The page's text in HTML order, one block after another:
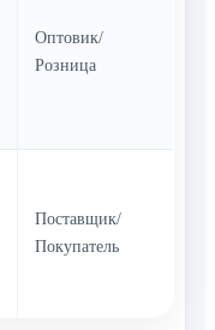
Оптовик/
Розница
Поставщик/
Покупатель